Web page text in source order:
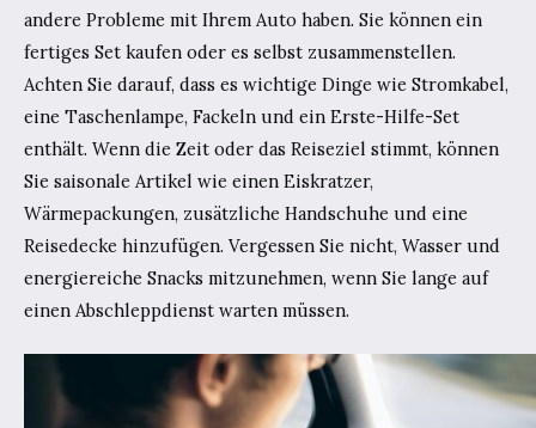
andere Probleme mit Ihrem Auto haben. Sie können ein
fertiges Set kaufen oder es selbst zusammenstellen.
Achten Sie darauf, dass es wichtige Dinge wie Stromkabel,
eine Taschenlampe, Fackeln und ein Erste-Hilfe-Set
enthält. Wenn die Zeit oder das Reiseziel stimmt, können
Sie saisonale Artikel wie einen Eiskratzer,
Wärmepackungen, zusätzliche Handschuhe und eine
Reisedecke hinzufügen. Vergessen Sie nicht, Wasser und
energiereiche Snacks mitzunehmen, wenn Sie lange auf
einen Abschleppdienst warten müssen.